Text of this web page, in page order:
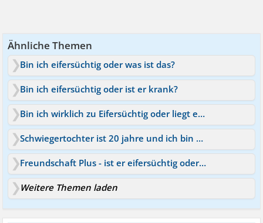
Ähnliche Themen
Bin ich eifersüchtig oder was ist das?
Bin ich eifersüchtig oder ist er krank?
Bin ich wirklich zu Eifersüchtig oder liegt er im Unrecht ?
Schwiegertochter ist 20 jahre und ich bin eifersüchtig
Freundschaft Plus - ist er eifersüchtig oder nicht?
Weitere Themen laden